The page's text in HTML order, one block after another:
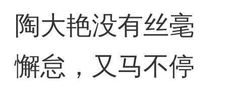
陶大艳没有丝毫
懈怠，又马不停